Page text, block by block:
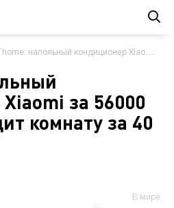
напольный кондиционер Xiaomi за 56000 рублей охладит комнату за 40 секунд
за 56000
комнату за 40
В мире